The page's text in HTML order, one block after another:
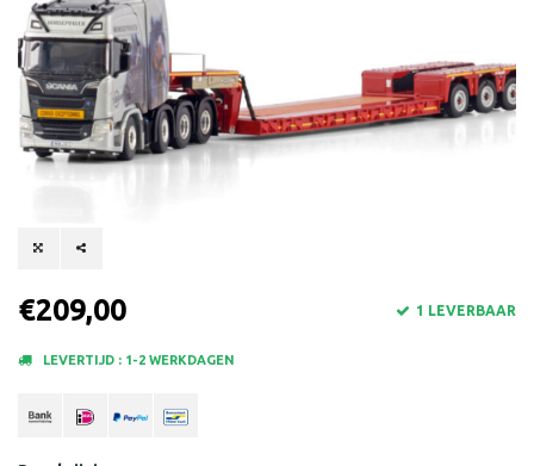
€209,00 1 LEVERBAAR
LEVERTIJD : 1-2 WERKDAGEN